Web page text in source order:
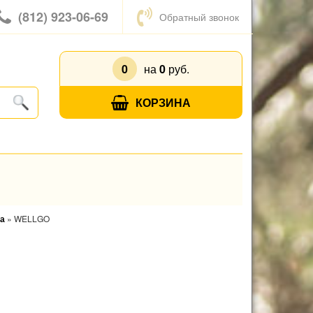
(812) 923-06-69 Обратный звонок
0 на 0руб.
КОРЗИНА
» WELLGO